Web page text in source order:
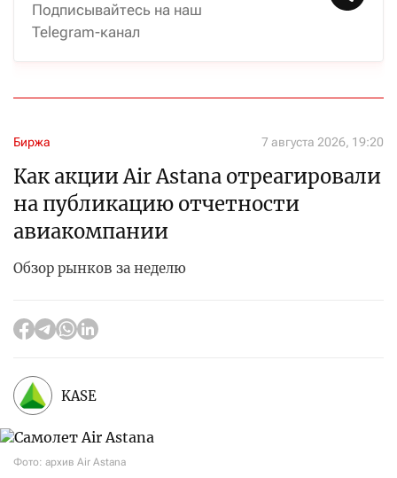
Подписывайтесь на наш
Telegram-канал
Биржа 7 августа 2026, 19:20
Как акции Air Astana отреагировали
на публикацию отчетности
авиакомпании
Обзор рынков за неделю
KASE
Фото: архив Air Astana